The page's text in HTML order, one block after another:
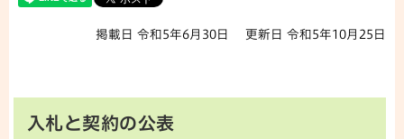
掲載日 令和5年6月30日 更新日 令和5年10月25日
入札と契約の公表